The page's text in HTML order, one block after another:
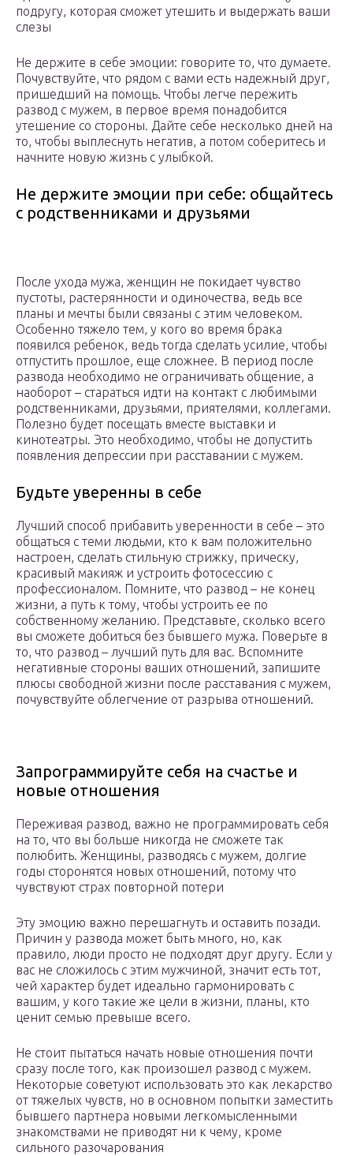
подругу, которая сможет утешить и выдержать ваши
слезы
Не держите в себе эмоции: говорите то, что думаете.
Почувствуйте, что рядом с вами есть надежный друг,
пришедший на помощь. Чтобы легче пережить
развод с мужем, в первое время понадобится
утешение со стороны. Дайте себе несколько дней на
то, чтобы выплеснуть негатив, а потом соберитесь и
начните новую жизнь с улыбкой.
Не держите эмоции при себе: общайтесь
с родственниками и друзьями
После ухода мужа, женщин не покидает чувство
пустоты, растерянности и одиночества, ведь все
планы и мечты были связаны с этим человеком.
Особенно тяжело тем, у кого во время брака
появился ребенок, ведь тогда сделать усилие, чтобы
отпустить прошлое, еще сложнее. В период после
развода необходимо не ограничивать общение, а
наоборот – стараться идти на контакт с любимыми
родственниками, друзьями, приятелями, коллегами.
Полезно будет посещать вместе выставки и
кинотеатры. Это необходимо, чтобы не допустить
появления депрессии при расставании с мужем.
Будьте уверенны в себе
Лучший способ прибавить уверенности в себе – это
общаться с теми людьми, кто к вам положительно
настроен, сделать стильную стрижку, прическу,
красивый макияж и устроить фотосессию с
профессионалом. Помните, что развод – не конец
жизни, а путь к тому, чтобы устроить ее по
собственному желанию. Представьте, сколько всего
вы сможете добиться без бывшего мужа. Поверьте в
то, что развод – лучший путь для вас. Вспомните
негативные стороны ваших отношений, запишите
плюсы свободной жизни после расставания с мужем,
почувствуйте облегчение от разрыва отношений.
Запрограммируйте себя на счастье и
новые отношения
Переживая развод, важно не программировать себя
на то, что вы больше никогда не сможете так
полюбить. Женщины, разводясь с мужем, долгие
годы сторонятся новых отношений, потому что
чувствуют страх повторной потери
Эту эмоцию важно перешагнуть и оставить позади.
Причин у развода может быть много, но, как
правило, люди просто не подходят друг другу. Если у
вас не сложилось с этим мужчиной, значит есть тот,
чей характер будет идеально гармонировать с
вашим, у кого такие же цели в жизни, планы, кто
ценит семью превыше всего.
Не стоит пытаться начать новые отношения почти
сразу после того, как произошел развод с мужем.
Некоторые советуют использовать это как лекарство
от тяжелых чувств, но в основном попытки заместить
бывшего партнера новыми легкомысленными
знакомствами не приводят ни к чему, кроме
сильного разочарования